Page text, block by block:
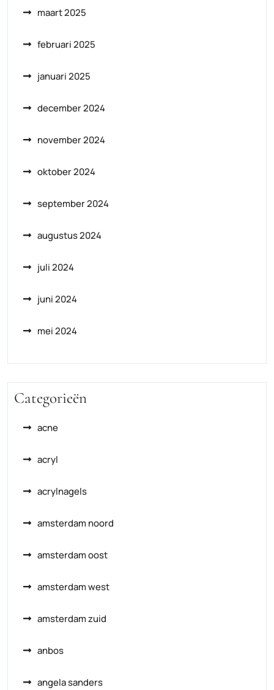
maart 2025
februari 2025
januari 2025
december 2024
november 2024
oktober 2024
september 2024
augustus 2024
juli 2024
juni 2024
mei 2024
Categorieën
acne
acryl
acrylnagels
amsterdam noord
amsterdam oost
amsterdam west
amsterdam zuid
anbos
angela sanders